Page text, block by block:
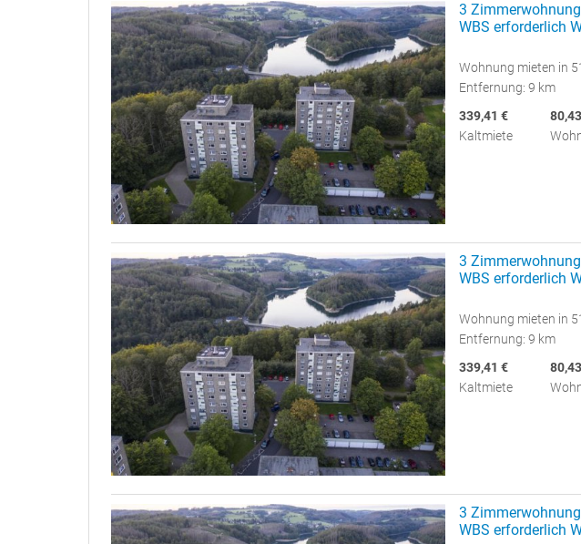
3
WBS erforderlich
Wohnung mieten in
Entfernung: 9 km
339,41 €
Kaltmiete
3
WBS erforderlich
Wohnung mieten in
Entfernung: 9 km
339,41 €
Kaltmiete
3
WBS erforderlich